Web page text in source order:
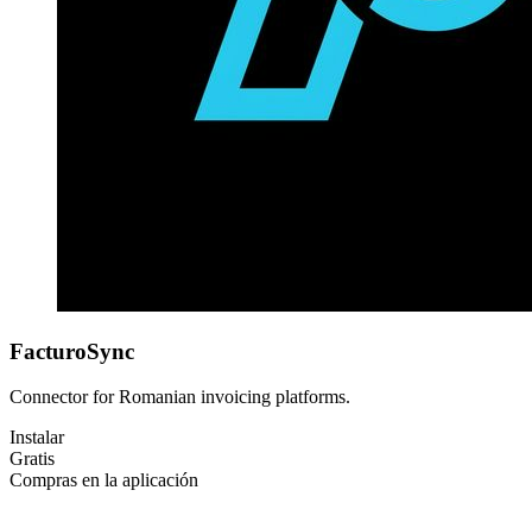
FacturoSync
Connector for Romanian invoicing platforms.
Instalar
Gratis
Compras en la aplicación